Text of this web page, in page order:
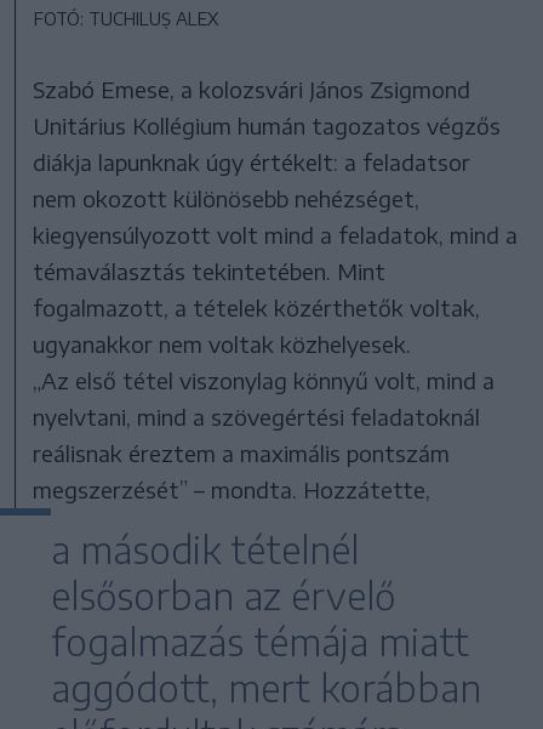
FOTÓ: TUCHILUȘ ALEX
Szabó Emese, a kolozsvári János Zsigmond
Unitárius Kollégium humán tagozatos végzős
diákja lapunknak úgy értékelt: a feladatsor
nem okozott különösebb nehézséget,
kiegyensúlyozott volt mind a feladatok, mind a
témaválasztás tekintetében. Mint
fogalmazott, a tételek közérthetők voltak,
ugyanakkor nem voltak közhelyesek.
„Az első tétel viszonylag könnyű volt, mind a
nyelvtani, mind a szövegértési feladatoknál
reálisnak éreztem a maximális pontszám
megszerzését” – mondta. Hozzátette,
a második tételnél
elsősorban az érvelő
fogalmazás témája miatt
aggódott, mert korábban